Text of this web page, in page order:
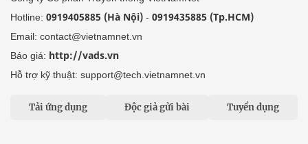
Hotline: 0919405885 (Hà Nội) - 0919435885 (Tp.HCM)
Email: contact@vietnamnet.vn
Báo giá: http://vads.vn
Hỗ trợ kỹ thuật: support@tech.vietnamnet.vn
Tải ứng dụng Độc giả gửi bài Tuyển dụng